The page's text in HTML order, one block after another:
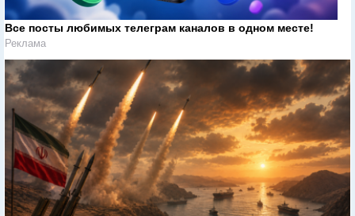
Все посты любимых телеграм каналов в одном месте!
Реклама